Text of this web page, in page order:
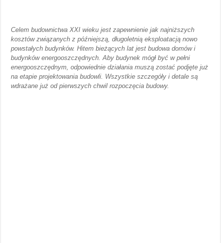
Celem budownictwa XXI wieku jest zapewnienie jak najniższych
kosztów związanych z późniejszą, długoletnią eksploatacją nowo
powstałych budynków. Hitem bieżących lat jest budowa domów i
budynków energooszczędnych. Aby budynek mógł być w pełni
energooszczędnym, odpowiednie działania muszą zostać podjęte już
na etapie projektowania budowli. Wszystkie szczegóły i detale są
wdrażane już od pierwszych chwil rozpoczęcia budowy.